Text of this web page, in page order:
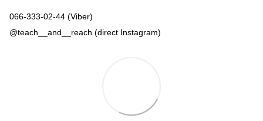
066-333-02-44 (Viber)
@teach__and__reach (direct Instagram)